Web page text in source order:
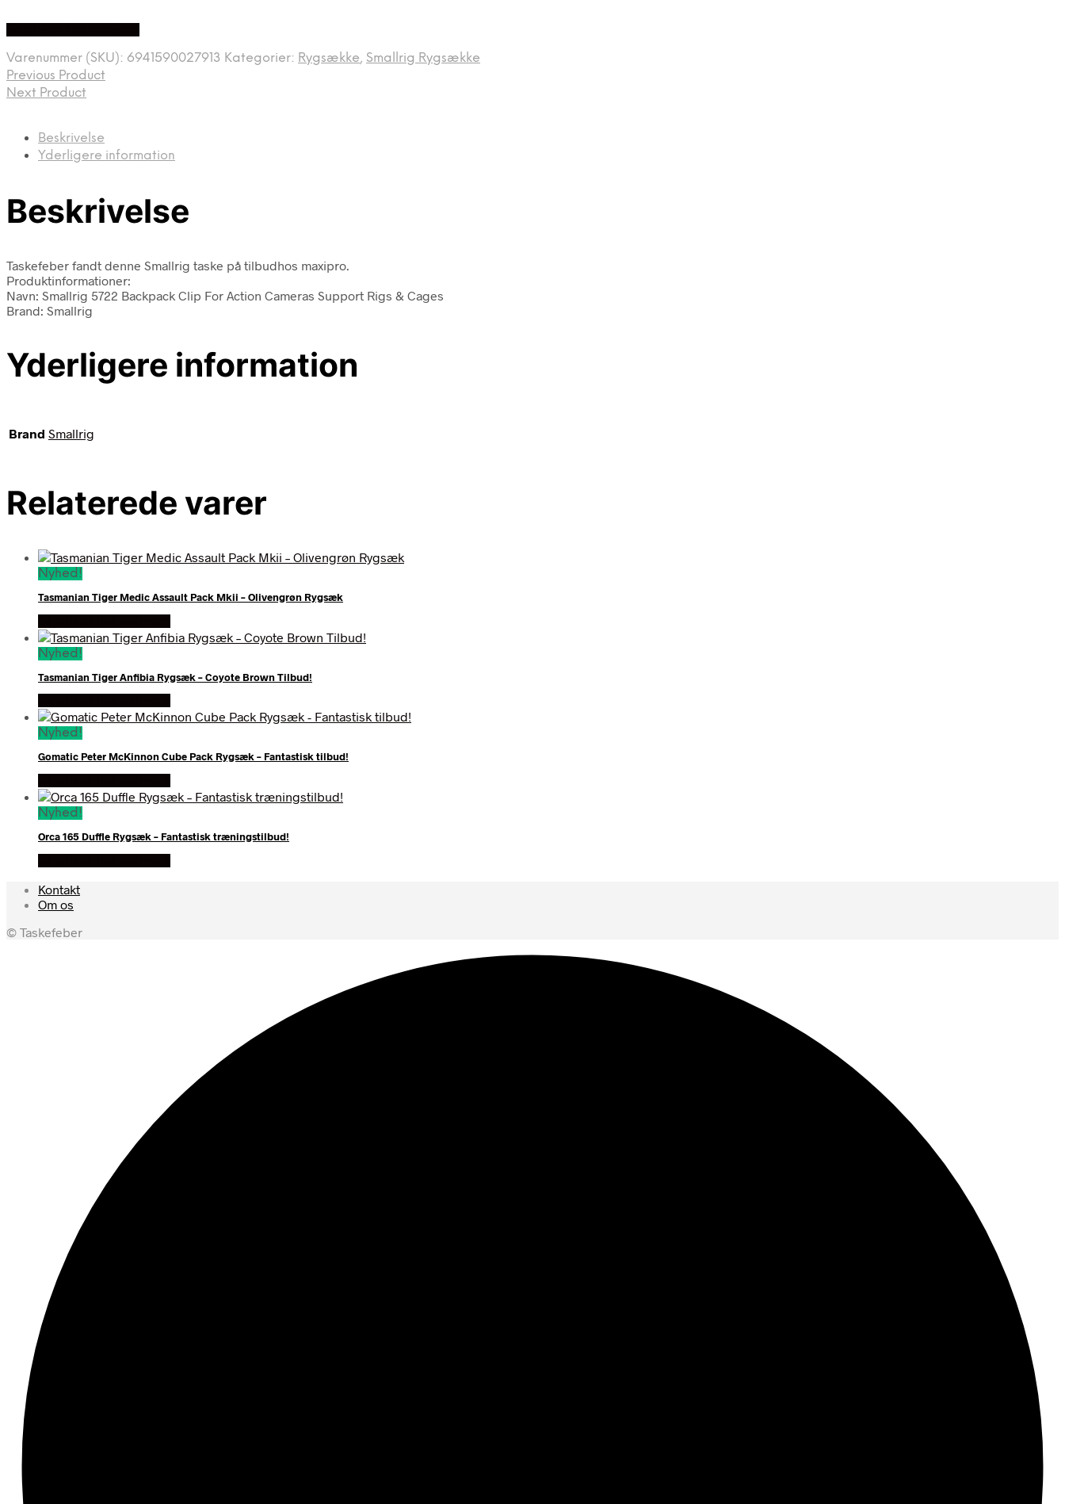
Varenummer (SKU): 6941590027913 Kategorier: Rygsække, Smallrig Rygsække
Previous Product
Next Product
Beskrivelse
Yderligere information
Beskrivelse
Taskefeber fandt denne Smallrig taske på tilbudhos maxipro.
Produktinformationer:
Navn: Smallrig 5722 Backpack Clip For Action Cameras Support Rigs & Cages
Brand: Smallrig
Yderligere information
Brand Smallrig
Relaterede varer
Nyhed!
Tasmanian Tiger Medic Assault Pack Mkii – Olivengrøn Rygsæk
Nyhed!
Tasmanian Tiger Anfibia Rygsæk – Coyote Brown Tilbud!
Nyhed!
Gomatic Peter McKinnon Cube Pack Rygsæk – Fantastisk tilbud!
Nyhed!
Orca 165 Duffle Rygsæk – Fantastisk træningstilbud!
Kontakt
Om os
© Taskefeber